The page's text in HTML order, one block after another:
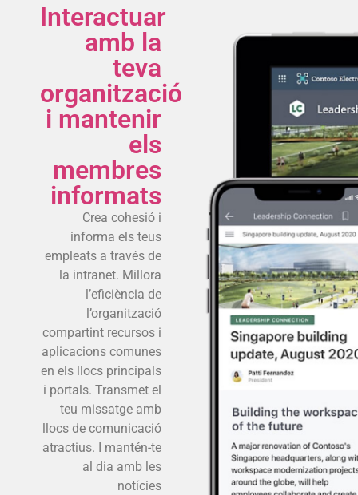
Interactuar
amb la
teva
organització
i mantenir
els
membres
informats
Crea cohesió i
informa els teus
empleats a través de
la intranet. Millora
l’eficiència de
l’organització
compartint recursos i
aplicacions comunes
en els llocs principals
i portals. Transmet el
teu missatge amb
llocs de comunicació
atractius. I mantén-te
al dia amb les
notícies